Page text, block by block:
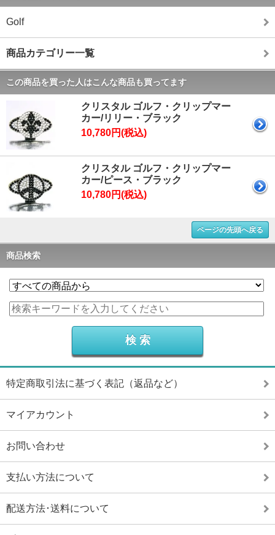
Golf
商品カテゴリー一覧
この商品を買った人はこんな商品も買ってます
クリスタル ゴルフ・クリップマー
カー/リリー・ブラック
10,780円(税込)
クリスタル ゴルフ・クリップマー
カー/ピース・ブラック
10,780円(税込)
ページの先頭へ戻る
商品検索
特定商取引法に基づく表記（返品など）
マイアカウント
お問い合わせ
支払い方法について
配送方法･送料について